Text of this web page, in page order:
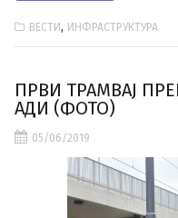
ВЕСТИ, ИНФРАСТРУКТУРА
ПРВИ ТРАМВАЈ
АДИ (ФОТО)
05/06/2019